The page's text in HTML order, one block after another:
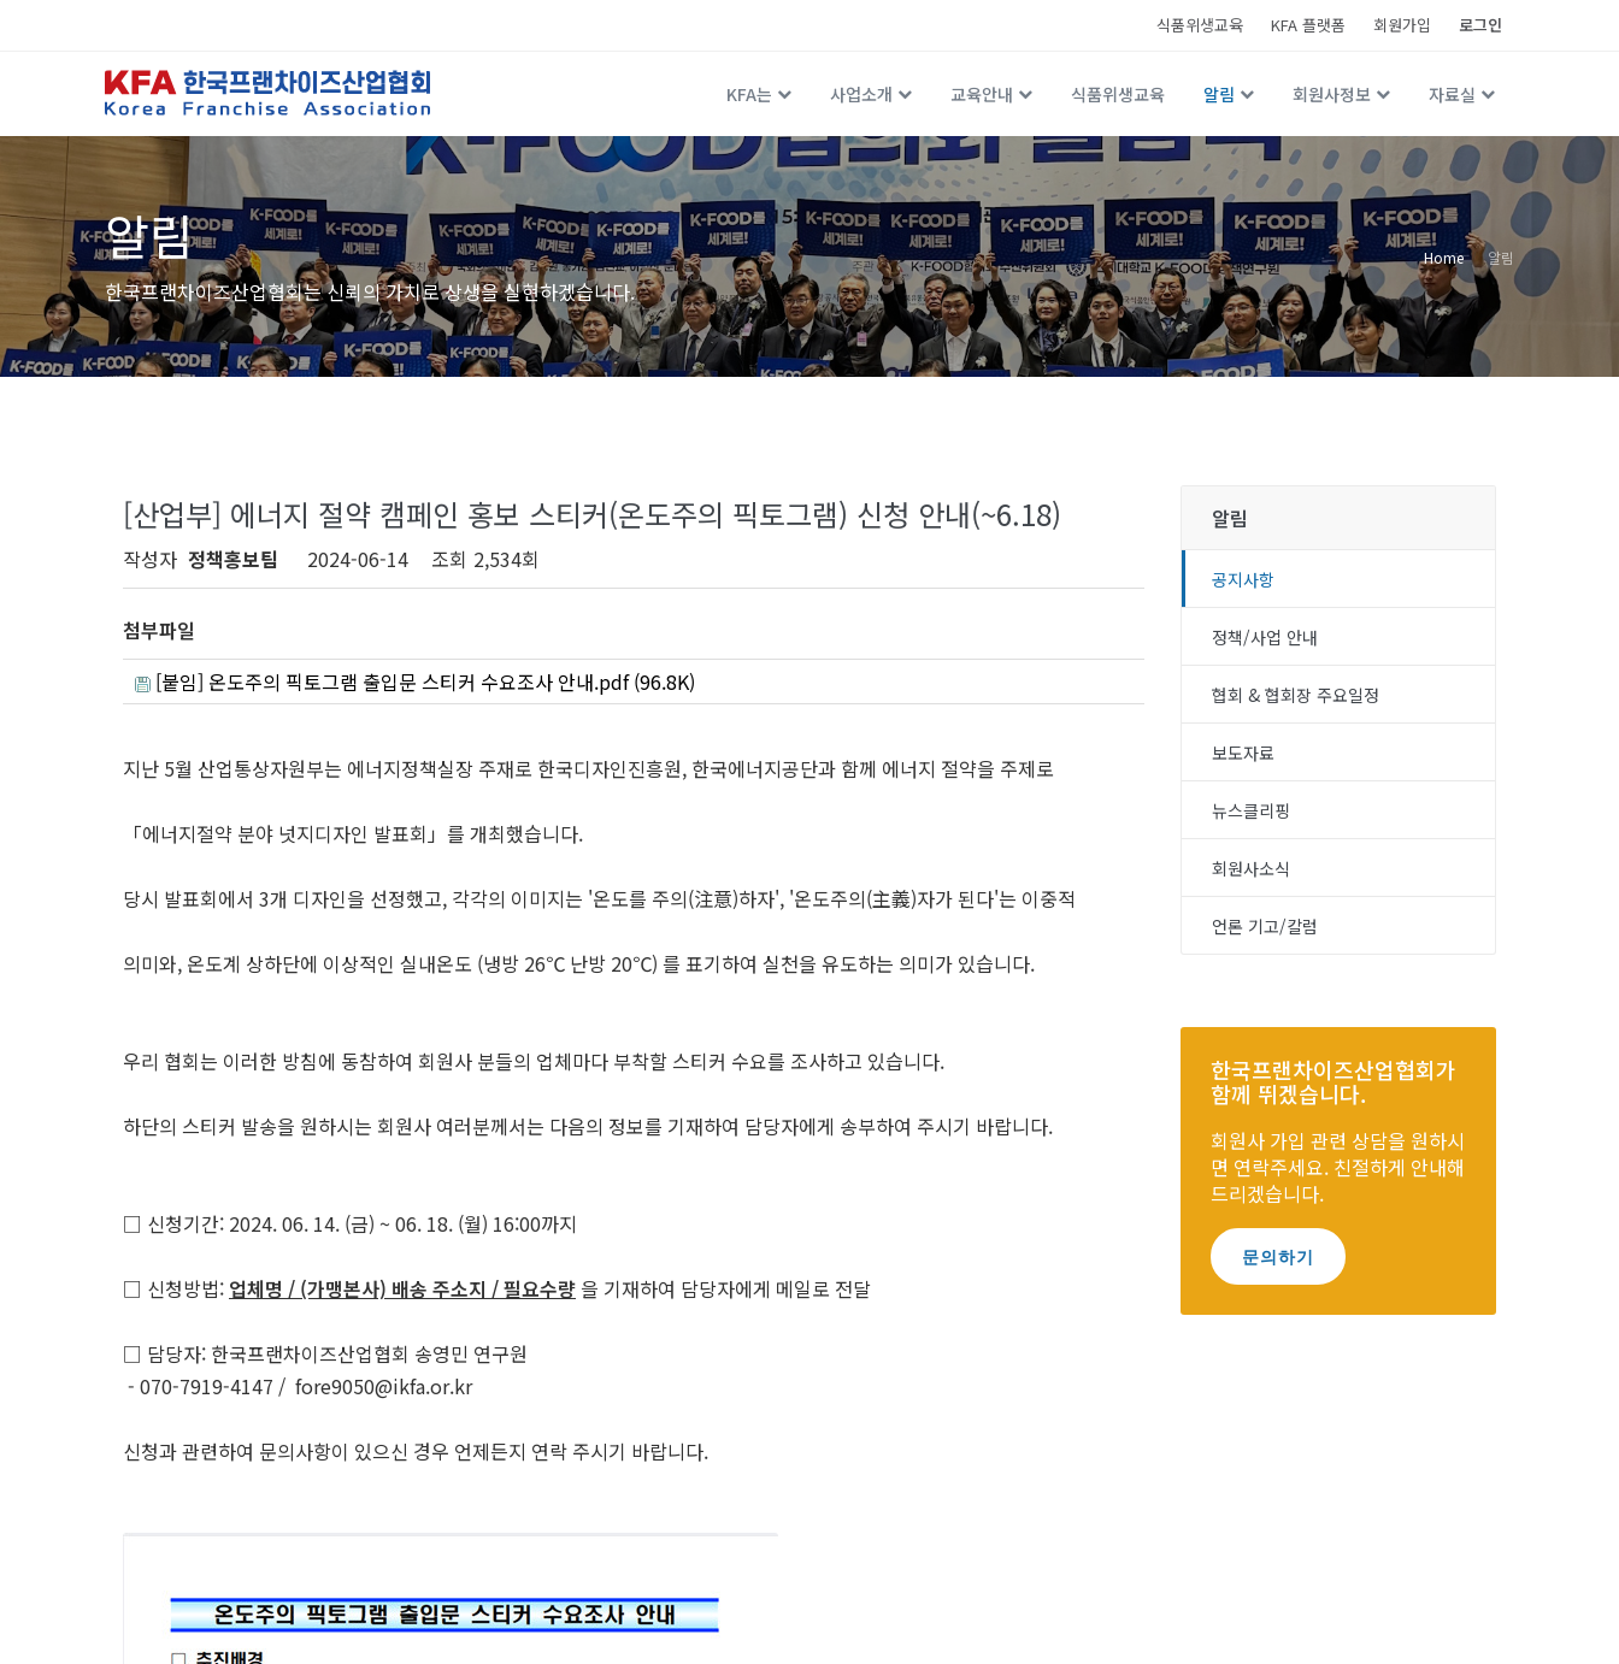
식품위생교육 KFA 플랫폼 회원가입 로그인
KFA는 사업소개 교육안내 식품위생교육 알림 회원사정보 자료실
알림
한국프랜차이즈산업협회는 신뢰의 가치로 상생을 실현하겠습니다.
Home 알림
[산업부] 에너지 절약 캠페인 홍보 스티커(온도주의 픽토그램) 신청 안내(~6.18)
작성자 정책홍보팀 2024-06-14 조회 2,534회
첨부파일
[붙임] 온도주의 픽토그램 출입문 스티커 수요조사 안내.pdf (96.8K)
지난 5월 산업통상자원부는 에너지정책실장 주재로 한국디자인진흥원, 한국에너지공단과 함께 에너지 절약을 주제로
「에너지절약 분야 넛지디자인 발표회」를 개최했습니다.
당시 발표회에서 3개 디자인을 선정했고, 각각의 이미지는 '온도를 주의(注意)하자', '온도주의(主義)자가 된다'는 이중적
의미와, 온도계 상하단에 이상적인 실내온도 (냉방 26℃ 난방 20℃) 를 표기하여 실천을 유도하는 의미가 있습니다.
우리 협회는 이러한 방침에 동참하여 회원사 분들의 업체마다 부착할 스티커 수요를 조사하고 있습니다.
하단의 스티커 발송을 원하시는 회원사 여러분께서는 다음의 정보를 기재하여 담당자에게 송부하여 주시기 바랍니다.
□ 신청기간: 2024. 06. 14. (금) ~ 06. 18. (월) 16:00까지
□ 신청방법: 업체명 / (가맹본사) 배송 주소지 / 필요수량 을 기재하여 담당자에게 메일로 전달
□ 담당자: 한국프랜차이즈산업협회 송영민 연구원
- 070-7919-4147 / fore9050@ikfa.or.kr
신청과 관련하여 문의사항이 있으신 경우 언제든지 연락 주시기 바랍니다.
알림
공지사항
정책/사업 안내
협회 & 협회장 주요일정
보도자료
뉴스클리핑
회원사소식
언론 기고/칼럼
한국프랜차이즈산업협회가
함께 뛰겠습니다.
회원사 가입 관련 상담을 원하시
면 연락주세요. 친절하게 안내해
드리겠습니다.
문의하기